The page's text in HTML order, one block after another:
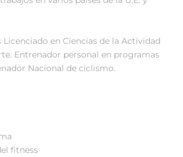
Licenciado en Ciencias de la Actividad
Entrenador personal en programas
Nacional de ciclismo.
fitness